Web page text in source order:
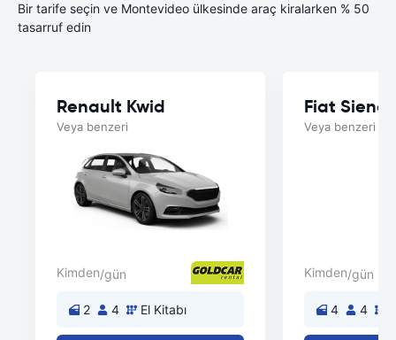
Bir tarife seçin ve Montevideo ülkesinde araç kiralarken % 50
tasarruf edin
Renault Kwid
Veya benzeri
Kimden/gün
2 4 El Kitabı
Fiat Siena
Veya benzeri
Kimden/gün
4 4